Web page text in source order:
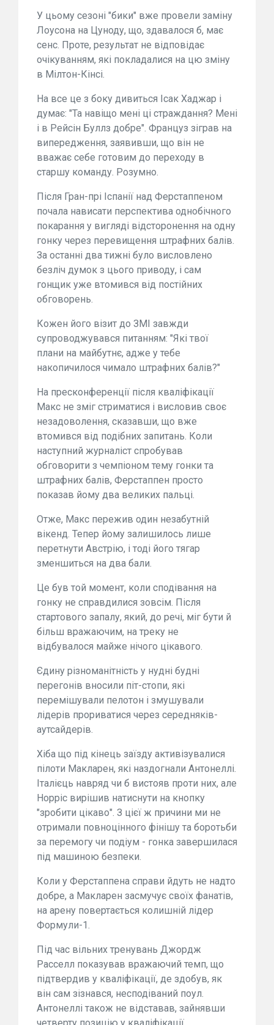
У цьому сезоні "бики" вже провели заміну
Лоусона на Цуноду, що, здавалося б, має
сенс. Проте, результат не відповідає
очікуванням, які покладалися на цю зміну
в Мілтон-Кінсі.
На все це з боку дивиться Ісак Хаджар і
думає: "Та навіщо мені ці страждання? Мені
і в Рейсін Буллз добре". Француз зіграв на
випередження, заявивши, що він не
вважає себе готовим до переходу в
старшу команду. Розумно.
Після Гран-прі Іспанії над Ферстаппеном
почала нависати перспектива однобічного
покарання у вигляді відсторонення на одну
гонку через перевищення штрафних балів.
За останні два тижні було висловлено
безліч думок з цього приводу, і сам
гонщик уже втомився від постійних
обговорень.
Кожен його візит до ЗМІ завжди
супроводжувався питанням: "Які твої
плани на майбутнє, адже у тебе
накопичилося чимало штрафних балів?"
На пресконференції після кваліфікації
Макс не зміг стриматися і висловив своє
незадоволення, сказавши, що вже
втомився від подібних запитань. Коли
наступний журналіст спробував
обговорити з чемпіоном тему гонки та
штрафних балів, Ферстаппен просто
показав йому два великих пальці.
Отже, Макс пережив один незабутній
вікенд. Тепер йому залишилось лише
перетнути Австрію, і тоді його тягар
зменшиться на два бали.
Це був той момент, коли сподівання на
гонку не справдилися зовсім. Після
стартового запалу, який, до речі, міг бути й
більш вражаючим, на треку не
відбувалося майже нічого цікавого.
Єдину різноманітність у нудні будні
перегонів вносили піт-стопи, які
перемішували пелотон і змушували
лідерів прориватися через середняків-
аутсайдерів.
Хіба що під кінець заїзду активізувалися
пілоти Макларен, які наздогнали Антонеллі.
Італієць навряд чи б вистояв проти них, але
Норріс вирішив натиснути на кнопку
"зробити цікаво". З цієї ж причини ми не
отримали повноцінного фінішу та боротьби
за перемогу чи подіум - гонка завершилася
під машиною безпеки.
Коли у Ферстаппена справи йдуть не надто
добре, а Макларен засмучує своїх фанатів,
на арену повертається колишній лідер
Формули-1.
Під час вільних тренувань Джордж
Расселл показував вражаючий темп, що
підтвердив у кваліфікації, де здобув, як
він сам зізнався, несподіваний поул.
Антонеллі також не відставав, зайнявши